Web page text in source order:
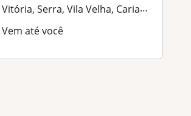
Vitória, Serra, Vila Velha, Cariacica
Vem até você